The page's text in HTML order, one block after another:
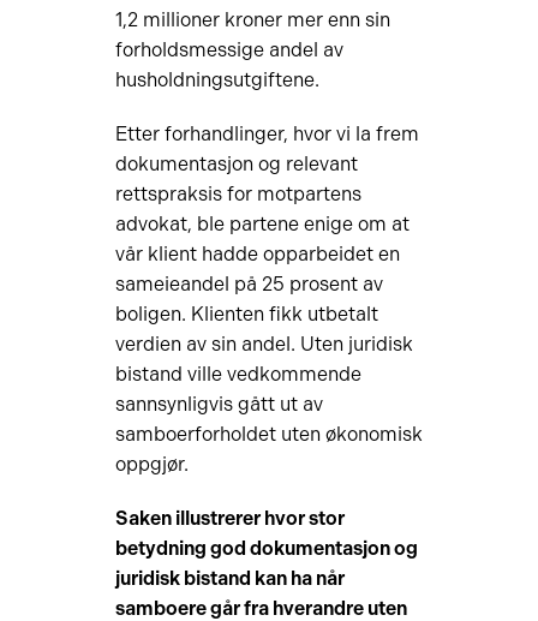
1,2 millioner kroner mer enn sin
forholdsmessige andel av
husholdningsutgiftene.
Etter forhandlinger, hvor vi la frem
dokumentasjon og relevant
rettspraksis for motpartens
advokat, ble partene enige om at
vår klient hadde opparbeidet en
sameieandel på 25 prosent av
boligen. Klienten fikk utbetalt
verdien av sin andel. Uten juridisk
bistand ville vedkommende
sannsynligvis gått ut av
samboerforholdet uten økonomisk
oppgjør.
Saken illustrerer hvor stor
betydning god dokumentasjon og
juridisk bistand kan ha når
samboere går fra hverandre uten